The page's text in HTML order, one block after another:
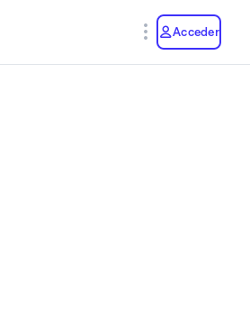
Acceder